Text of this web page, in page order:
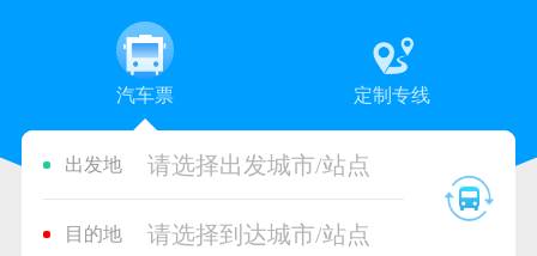
汽车票 定制专线
出发地 请选择出发城市/站点
目的地 请选择到达城市/站点